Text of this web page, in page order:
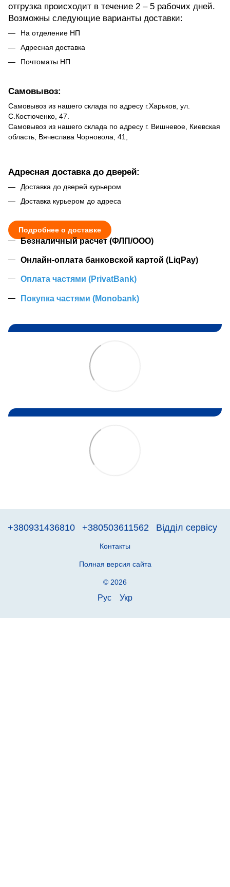
отгрузка происходит в течение 2 – 5 рабочих дней.
Возможны следующие варианты доставки:
На отделение НП
Адресная доставка
Почтоматы НП
Самовывоз:
Самовывоз из нашего склада по адресу г.Харьков, ул.
С.Костюченко, 47.
Самовывоз из нашего склада по адресу г. Вишневое, Киевская
область, Вячеслава Чорновола, 41,
Адресная доставка до дверей:
Доставка до дверей курьером
Доставка курьером до адреса
Подробнее о доставке
Безналичный расчет (ФЛП/ООО)
Онлайн-оплата банковской картой (LiqPay)
Оплата частями (PrivatBank)
Покупка частями (Monobank)
+380931436810 +380503611562 Відділ сервісу
Контакты
Полная версия сайта
© 2026
Рус Укр